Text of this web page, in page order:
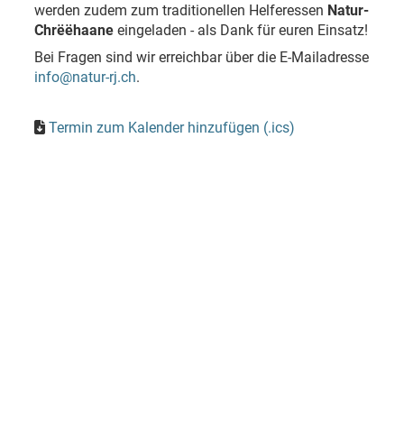
werden zudem zum traditionellen Helferessen Natur-
Chrëëhaane eingeladen - als Dank für euren Einsatz!
Bei Fragen sind wir erreichbar über die E-Mailadresse
info@natur-rj.ch.
Termin zum Kalender hinzufügen (.ics)